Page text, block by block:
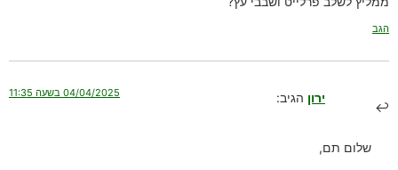
הגב
ירון הגיב: 04/04/2025 בשעה 11:35
שלום תם,